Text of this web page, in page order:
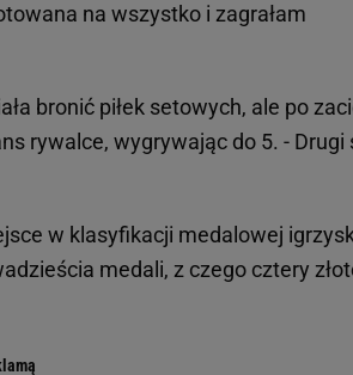
na wszystko i zagrałam
bronić piłek setowych, ale po
rywalce, wygrywając do 5. - Drugi
w klasyfikacji medalowej
medali, z czego cztery